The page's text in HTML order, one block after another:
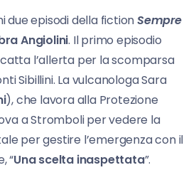
due episodi della fictionSempre
Angiolini. Il primo episodio
l’allerta per la scomparsa
Sibillini. La vulcanologa Sara
), che lavora alla Protezione
a Stromboli per vedere la
per gestire l’emergenza con il
“Una scelta inaspettata”.